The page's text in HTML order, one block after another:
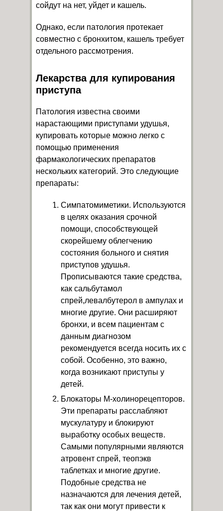
сойдут на нет, уйдет и кашель.
Однако, если патология протекает
совместно с бронхитом, кашель требует
отдельного рассмотрения.
Лекарства для купирования
приступа
Патология известна своими
нарастающими приступами удушья,
купировать которые можно легко с
помощью применения
фармакологических препаратов
нескольких категорий. Это следующие
препараты:
Симпатомиметики. Используются
в целях оказания срочной
помощи, способствующей
скорейшему облегчению
состояния больного и снятия
приступов удушья.
Прописываются такие средства,
как сальбутамол
спрей,левалбутерол в ампулах и
многие другие. Они расширяют
бронхи, и всем пациентам с
данным диагнозом
рекомендуется всегда носить их с
собой. Особенно, это важно,
когда возникают приступы у
детей.
Блокаторы М-холинорецепторов.
Эти препараты расслабляют
мускулатуру и блокируют
выработку особых веществ.
Самыми популярными являются
атровент спрей, теопэкв
таблетках и многие другие.
Подобные средства не
назначаются для лечения детей,
так как они могут привести к